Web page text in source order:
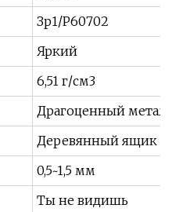
Зр1/Р60702
Яркий
6,51 г/см3
Драгоценный
Деревянный ящик
0,5~1,5 мм
Ты не видишь